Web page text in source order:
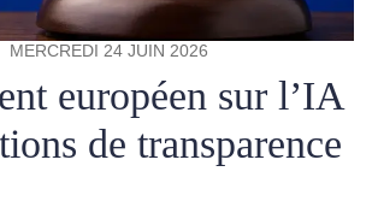
MERCREDI 24 JUIN 2026
européen sur l’IA
de transparence